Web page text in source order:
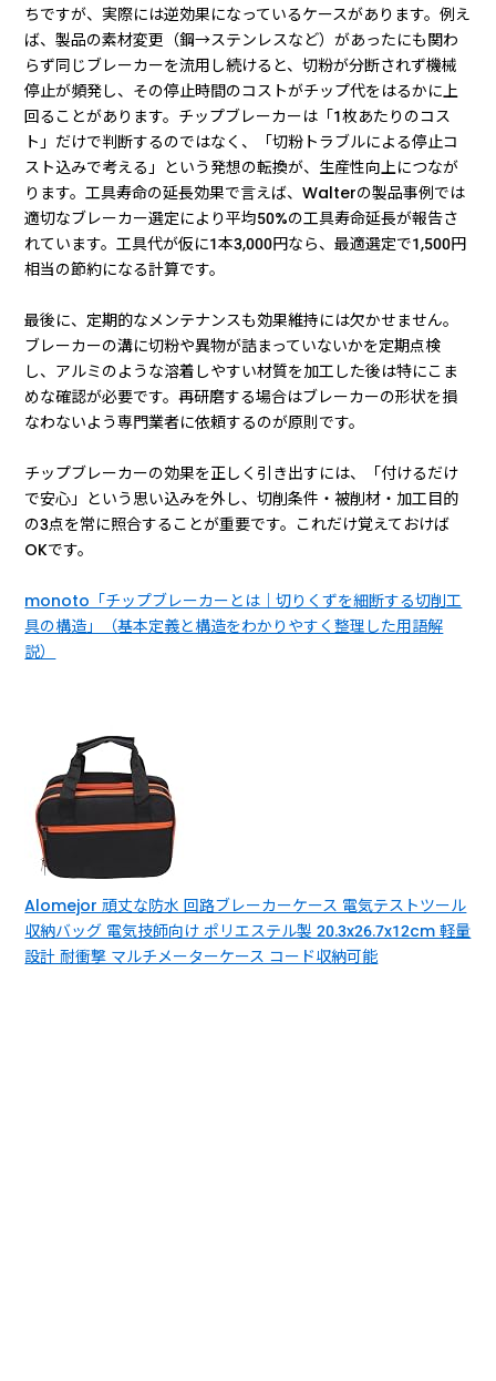
ちですが、実際には逆効果になっているケースがあります。例え
ば、製品の素材変更（鋼→ステンレスなど）があったにも関わ
らず同じブレーカーを流用し続けると、切粉が分断されず機械
停止が頻発し、その停止時間のコストがチップ代をはるかに上
回ることがあります。チップブレーカーは「1枚あたりのコス
ト」だけで判断するのではなく、「切粉トラブルによる停止コ
スト込みで考える」という発想の転換が、生産性向上につなが
ります。工具寿命の延長効果で言えば、Walterの製品事例では
適切なブレーカー選定により平均50%の工具寿命延長が報告さ
れています。工具代が仮に1本3,000円なら、最適選定で1,500円
相当の節約になる計算です。
最後に、定期的なメンテナンスも効果維持には欠かせません。
ブレーカーの溝に切粉や異物が詰まっていないかを定期点検
し、アルミのような溶着しやすい材質を加工した後は特にこま
めな確認が必要です。再研磨する場合はブレーカーの形状を損
なわないよう専門業者に依頼するのが原則です。
チップブレーカーの効果を正しく引き出すには、「付けるだけ
で安心」という思い込みを外し、切削条件・被削材・加工目的
の3点を常に照合することが重要です。これだけ覚えておけば
OKです。
monoto「チップブレーカーとは｜切りくずを細断する切削工
具の構造」（基本定義と構造をわかりやすく整理した用語解
説）
Alomejor 頑丈な防水 回路ブレーカーケース 電気テストツール
収納バッグ 電気技師向け ポリエステル製 20.3x26.7x12cm 軽量
設計 耐衝撃 マルチメーターケース コード収納可能